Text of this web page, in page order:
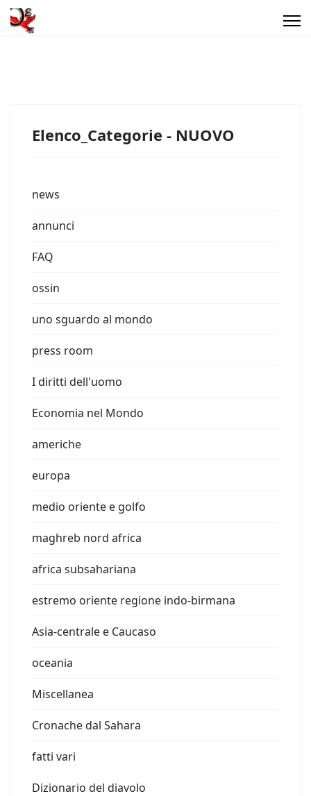
Elenco_Categorie - NUOVO
news
annunci
FAQ
ossin
uno sguardo al mondo
press room
I diritti dell'uomo
Economia nel Mondo
americhe
europa
medio oriente e golfo
maghreb nord africa
africa subsahariana
estremo oriente regione indo-birmana
Asia-centrale e Caucaso
oceania
Miscellanea
Cronache dal Sahara
fatti vari
Dizionario del diavolo